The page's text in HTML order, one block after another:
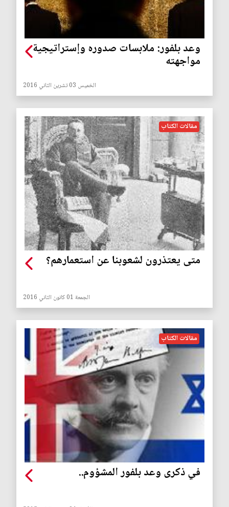
وعد بلفور: ملابسات صدوره وإستراتيجية
مواجهته
الخميس 03 تشرين الثاني 2016
مقالات الكتاب
متى يعتذرون لشعوبنا عن استعمارهم؟
الجمعة 01 كانون الثاني 2016
مقالات الكتاب
في ذكرى وعد بلفور المشؤوم..